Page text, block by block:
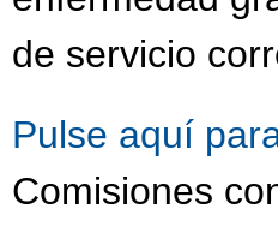
de servicio
Pulse aquí
Comisiones